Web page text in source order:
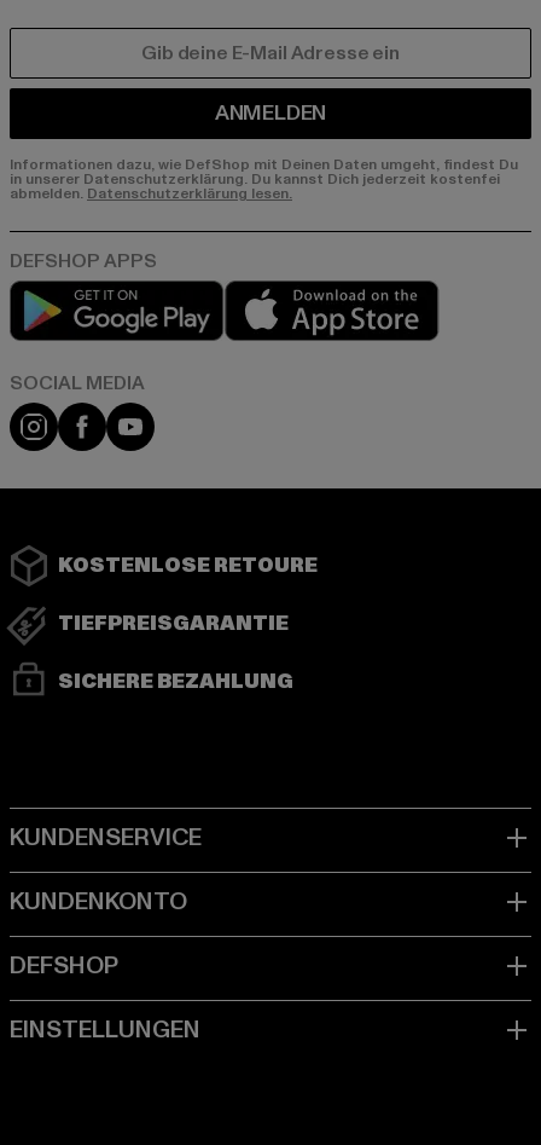
ANMELDEN
Informationen dazu, wie DefShop mit Deinen Daten umgeht, findest Du
in unserer Datenschutzerklärung. Du kannst Dich jederzeit kostenfei
abmelden. Datenschutzerklärung lesen.
Play market
Instagram
FacebookYouTube
KOSTENLOSE RETOURE
TIEFPREISGARANTIE
SICHERE BEZAHLUNG